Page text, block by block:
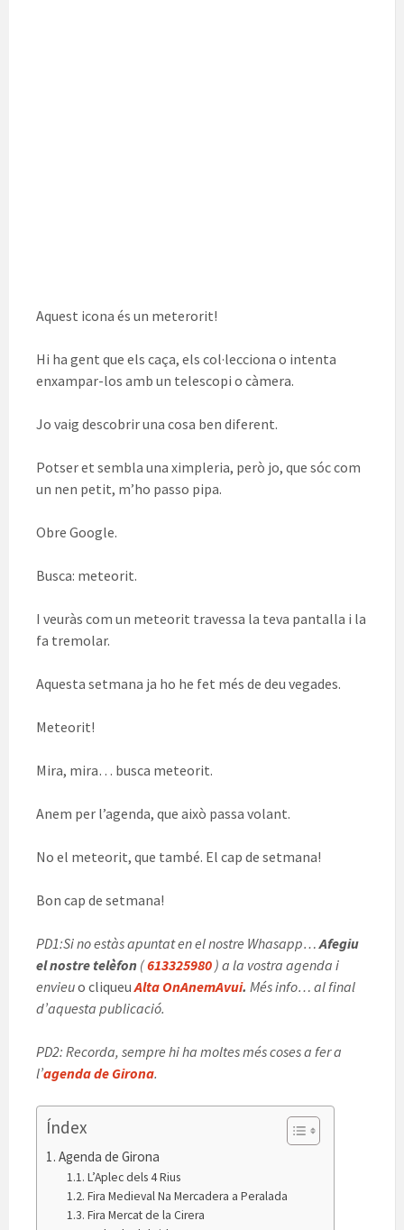
Aquest icona és un meterorit!
Hi ha gent que els caça, els col·lecciona o intenta
enxampar-los amb un telescopi o càmera.
Jo vaig descobrir una cosa ben diferent.
Potser et sembla una ximpleria, però jo, que sóc com
un nen petit, m’ho passo pipa.
Obre Google.
Busca: meteorit.
I veuràs com un meteorit travessa la teva pantalla i la
fa tremolar.
Aquesta setmana ja ho he fet més de deu vegades.
Meteorit!
Mira, mira… busca meteorit.
Anem per l’agenda, que això passa volant.
No el meteorit, que també. El cap de setmana!
Bon cap de setmana!
PD1:Si no estàs apuntat en el nostre Whasapp…Afegiu
el nostre telèfon (613325980 ) a la vostra agenda i
envieuo cliqueu Alta OnAnemAvui. Més info… al final
d’aquesta publicació.
PD2: Recorda, sempre hi ha moltes més coses a fer a
l’agenda de Girona.
Índex
Agenda de Girona
L’Aplec dels 4 Rius
Fira Medieval Na Mercadera a Peralada
Fira Mercat de la Cirera